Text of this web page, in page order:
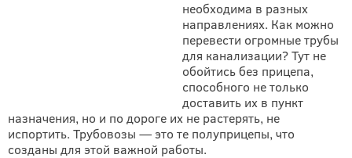
необходима в разных
направлениях. Как можно
перевести огромные трубы
для канализации? Тут не
обойтись без прицепа,
способного не только
доставить их в пункт
назначения, но и по дороге их не растерять, не
испортить. Трубовозы — это те полуприцепы, что
созданы для этой важной работы.